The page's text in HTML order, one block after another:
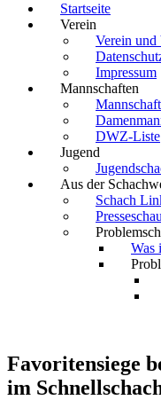
Startseite
Verein
Verein und
Impressum
Mannschaften
DWZ-Liste
Jugend
Aus der
Schach
Presseschau
Was
Favoritensiege
im